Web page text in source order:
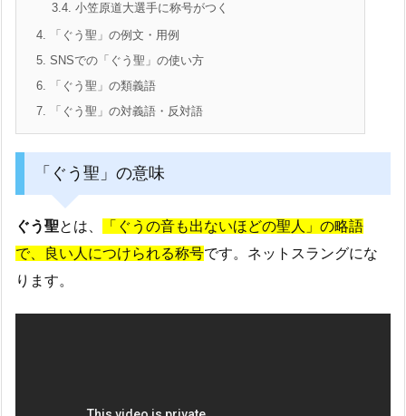
3.4. 小笠原道大選手に称号がつく
4. 「ぐう聖」の例文・用例
5. SNSでの「ぐう聖」の使い方
6. 「ぐう聖」の類義語
7. 「ぐう聖」の対義語・反対語
「ぐう聖」の意味
ぐう聖とは、
「ぐうの音も出ないほどの聖人」の略語
で、良い人につけられる称号です。ネットスラングにな
ります。